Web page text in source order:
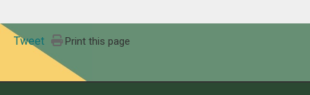
Tweet Print this page